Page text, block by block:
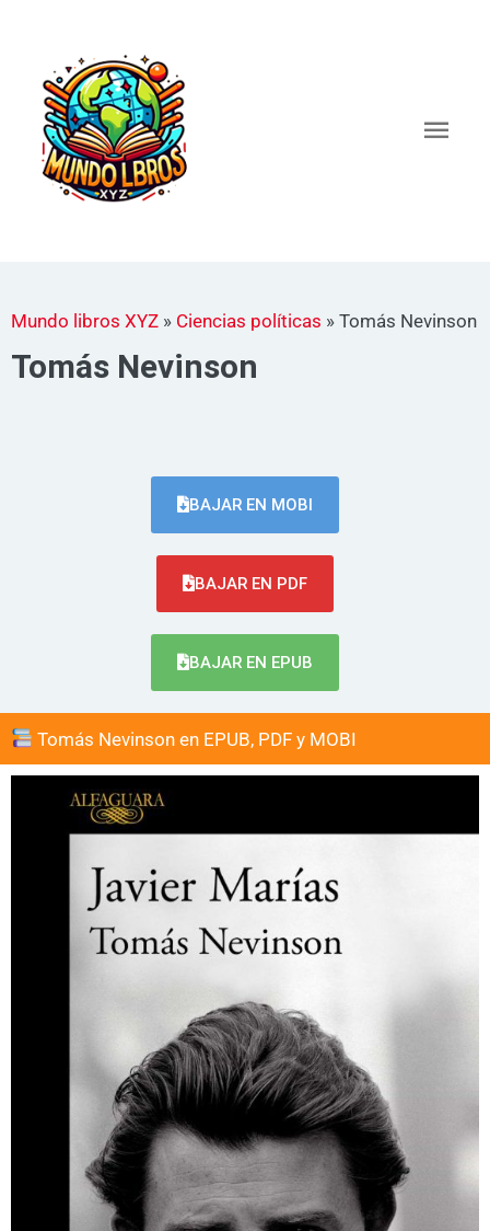
contenido
Mundo libros XYZ » Ciencias políticas » Tomás Nevinson
Tomás Nevinson
BAJAR EN MOBI
BAJAR EN PDF
BAJAR EN EPUB
Tomás Nevinson en EPUB, PDF y MOBI